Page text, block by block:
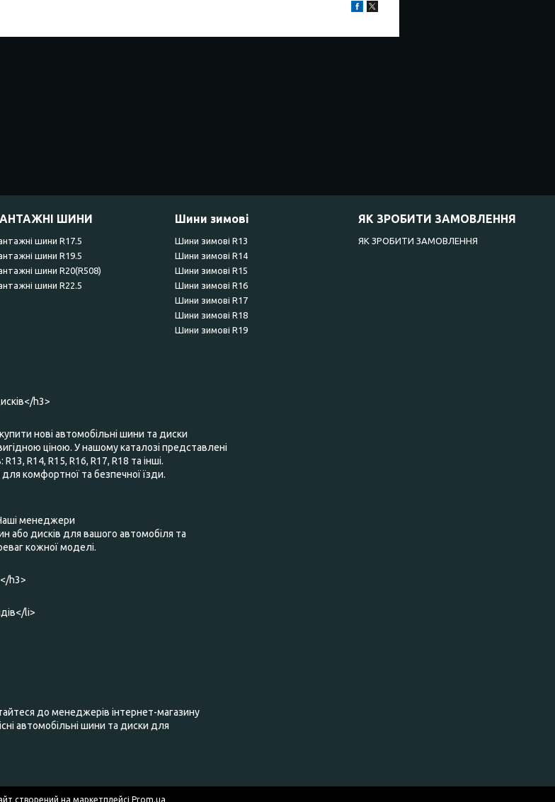
ШИНИ
шини R17.5
шини R19.5
шини R20(R508)
шини R22.5
Шини зимові
Шини зимові R13
Шини зимові R14
Шини зимові R15
Шини зимові R16
Шини зимові R17
Шини зимові R18
Шини зимові R19
ЯК ЗРОБИТИ ЗАМОВЛЕННЯ
ЯК ЗРОБИТИ ЗАМОВЛЕННЯ
h3>
нові автомобільні шини та диски
ціною. У нашому каталозі представлені
R14, R15, R16, R17, R18 та інші.
для комфортної та безпечної їзди.
менеджери
або дисків для вашого автомобіля та
кожної моделі.
h3>
li>
до менеджерів інтернет-магазину
автомобільні шини та диски для
створений на маркетплейсі Prom.ua